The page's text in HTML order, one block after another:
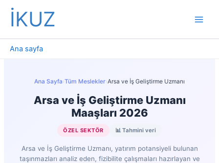
İçeriğe
İKUZ
Ana sayfa
Ana Sayfa›Tüm Meslekler›Arsa ve İş Geliştirme Uzmanı
Arsa ve İş Geliştirme Uzmanı
Maaşları 2026
ÖZEL SEKTÖR 📊 Tahmini veri
Arsa ve İş Geliştirme Uzmanı, yatırım potansiyeli bulunan
taşınmazları analiz eden, fizibilite çalışmaları hazırlayan ve